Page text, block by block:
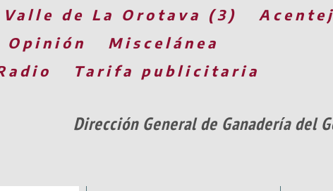
Valle de La Orotava (3)
Opinión
Miscelánea
Tarifa publicitaria
Dirección General de Ganadería del